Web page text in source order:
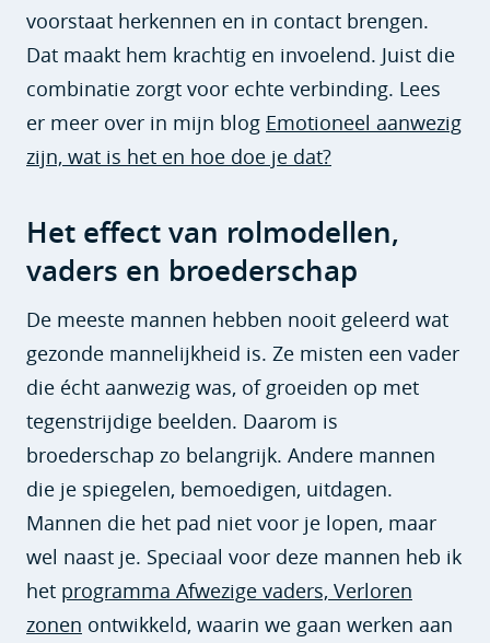
voorstaat herkennen en in contact brengen.
Dat maakt hem krachtig en invoelend. Juist die
combinatie zorgt voor echte verbinding. Lees
er meer over in mijn blog Emotioneel aanwezig
zijn, wat is het en hoe doe je dat?
Het effect van rolmodellen,
vaders en broederschap
De meeste mannen hebben nooit geleerd wat
gezonde mannelijkheid is. Ze misten een vader
die écht aanwezig was, of groeiden op met
tegenstrijdige beelden. Daarom is
broederschap zo belangrijk. Andere mannen
die je spiegelen, bemoedigen, uitdagen.
Mannen die het pad niet voor je lopen, maar
wel naast je. Speciaal voor deze mannen heb ik
het programma Afwezige vaders, Verloren
zonen ontwikkeld, waarin we gaan werken aan